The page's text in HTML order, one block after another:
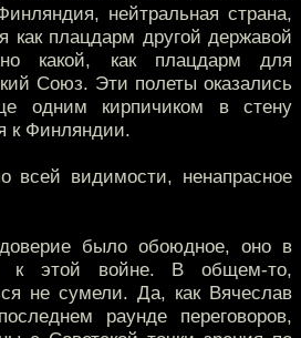
нейтральная страна,
как плацдарм другой державой
какой, как плацдарм для
Союз. Эти полеты оказались
одним кирпичиком в стену
к Финляндии.
всей видимости, ненапрасное
было обоюдное, оно в
к этой войне. В общем-то,
не сумели. Да, как Вячеслав
раунде переговоров,